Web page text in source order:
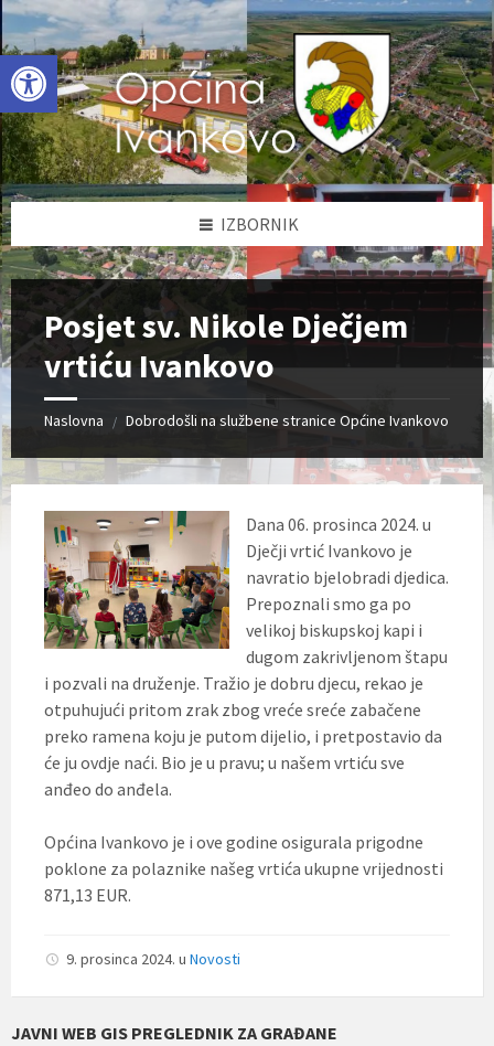
Open toolbar
Skip
to
content
Skip
to
left
sidebar
Skip
to
footer
IZBORNIK
Posjet sv. Nikole Dječjem
vrtiću Ivankovo
Naslovna / Dobrodošli na službene stranice Općine Ivankovo
Dana 06. prosinca 2024. u
Dječji vrtić Ivankovo je
navratio bjelobradi djedica.
Prepoznali smo ga po
velikoj biskupskoj kapi i
dugom zakrivljenom štapu
i pozvali na druženje. Tražio je dobru djecu, rekao je
otpuhujući pritom zrak zbog vreće sreće zabačene
preko ramena koju je putom dijelio, i pretpostavio da
će ju ovdje naći. Bio je u pravu; u našem vrtiću sve
anđeo do anđela.
Općina Ivankovo je i ove godine osigurala prigodne
poklone za polaznike našeg vrtića ukupne vrijednosti
871,13 EUR.
9. prosinca 2024. u Novosti
JAVNI WEB GIS PREGLEDNIK ZA GRAĐANE